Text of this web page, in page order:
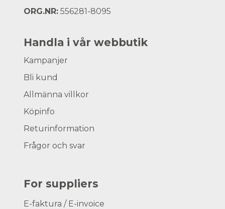
ORG.NR: 556281-8095
Handla i vår webbutik
Kampanjer
Bli kund
Allmänna villkor
Köpinfo
Returinformation
Frågor och svar
For suppliers
E-faktura / E-invoice